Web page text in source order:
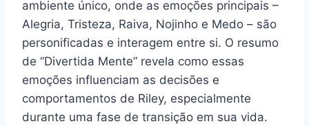
ambiente único, onde as emoções principais –
Alegria, Tristeza, Raiva, Nojinho e Medo – são
personificadas e interagem entre si. O resumo
de “Divertida Mente” revela como essas
emoções influenciam as decisões e
comportamentos de Riley, especialmente
durante uma fase de transição em sua vida.